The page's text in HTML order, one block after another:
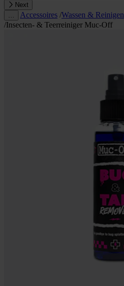
Next
Accessoires /Wassen & Reinigen
/Insecten- & Teerreiniger Muc-Off